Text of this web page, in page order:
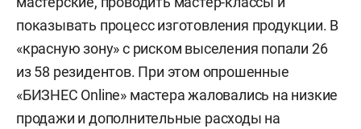
показывать процесс изготовления продукции. В
«красную зону» с риском выселения попали 26
из 58 резидентов. При этом опрошенные
«БИЗНЕС Online» мастера жаловались на низкие
продажи и дополнительные расходы на